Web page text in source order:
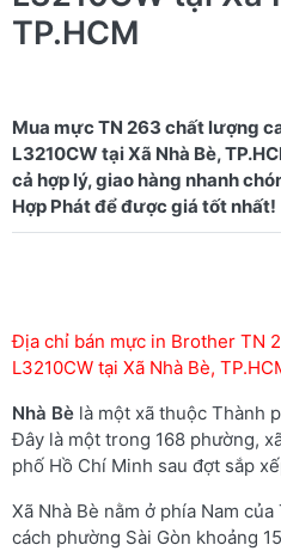
TP.HCM
Mua mực TN 263 chất lượng
L3210CW tại Xã Nhà Bè,
cả hợp lý, giao hàng nhanh
Địa chỉ bán mực in Brother TN
L3210CW tại Xã Nhà Bè,
Nhà Bè là một xã thuộc Thành
Đây là một trong 168 phường,
phố Hồ Chí Minh sau đợt sắp
Xã Nhà Bè nằm ở phía Nam
cách phường Sài Gòn khoảng